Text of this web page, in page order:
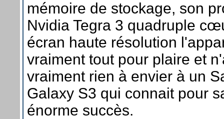
mémoire de stockage, son
Nvidia Tegra 3 quadruple
écran haute résolution
vraiment tout pour plaire et
vraiment rien à envier à un
Galaxy S3 qui connait pour
énorme succès.